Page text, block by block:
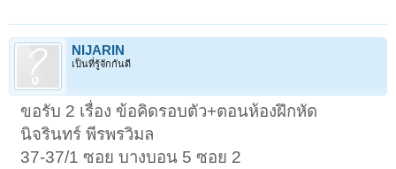
NIJARIN
เป็นที่รู้จักกันดี
ขอรับ 2 เรื่อง ข้อคิดรอบตัว+ตอนห้องฝึกหัด
นิจรินทร์ พีรพรวิมล
37-37/1 ซอย บางบอน 5 ซอย 2